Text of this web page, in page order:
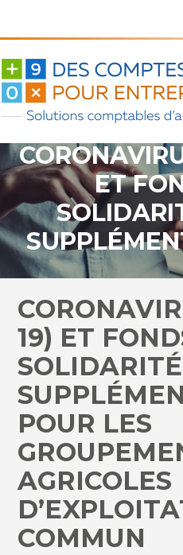
Aller
contenu
ET
LES
19) ET
POUR LES
AGRICOLES
COMMUN